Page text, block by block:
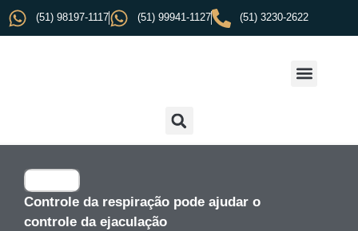
(51) 98197-1117 (51) 99941-1127 (51) 3230-2622
Controle da respiração pode ajudar o
controle da ejaculação